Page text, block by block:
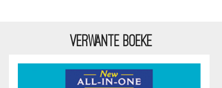
VERWANTE BOEKE